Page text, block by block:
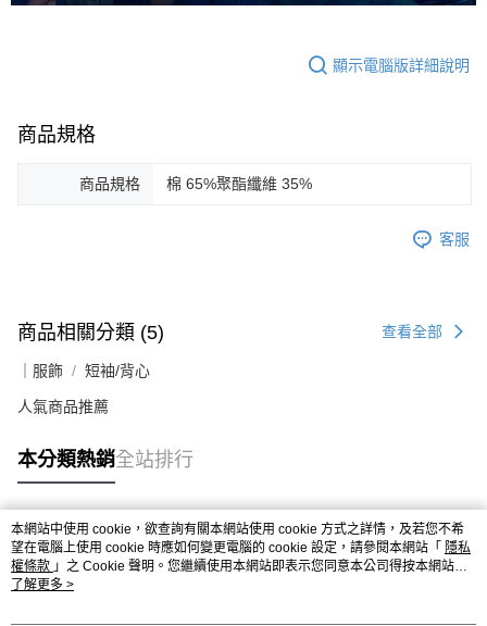
顯示電腦版詳細說明
商品規格
商品規格 棉 65%聚酯纖維 35%
客服
商品相關分類 (5) 查看全部
｜服飾 短袖/背心
人氣商品推薦
本分類熱銷全站排行
熱門標籤
本網站中使用 cookie，欲查詢有關本網站使用 cookie 方式之詳情，及若您不希
望在電腦上使用 cookie 時應如何變更電腦的 cookie 設定，請參閱本網站「 隱私
權條款 」之 Cookie 聲明。您繼續使用本網站即表示您同意本公司得按本網站使
用條款之 Cookie 聲明使用 cookie。
了解更多 >